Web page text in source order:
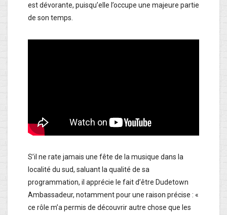
est dévorante, puisqu’elle l’occupe une majeure partie
de son temps.
S’il ne rate jamais une fête de la musique dans la
localité du sud, saluant la qualité de sa
programmation, il apprécie le fait d’être Dudetown
Ambassadeur, notamment pour une raison précise : «
ce rôle m’a permis de découvrir autre chose que les